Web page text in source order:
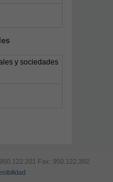
y sociedades
Fax: 950.122.392